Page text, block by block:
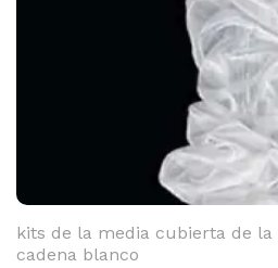
kits de la media cubierta de la
cadena blanco